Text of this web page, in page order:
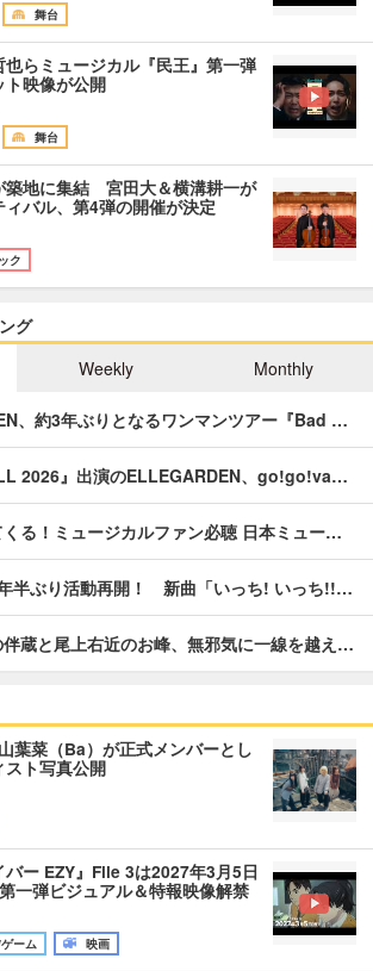
舞台
らミュージカル『民王』第一弾
ト映像が公開
舞台
築地に集結 宮田大＆横溝耕一が
バル、第4弾の開催が決定
ク
グ
Weekly Monthly
、約3年ぶりとなるワンマンツアー『Bad …
2026』出演のELLEGARDEN、go!go!va…
る！ミュージカルファン必聴 日本ミュー…
半ぶり活動再開！ 新曲「いっち! いっち!!…
蔵と尾上右近のお峰、無邪気に一線を越え…
葉菜（Ba）が正式メンバーとし
ト写真公開
バー EZY』File 3は2027年3月5日
一弾ビジュアル＆特報映像解禁
ーム 映画